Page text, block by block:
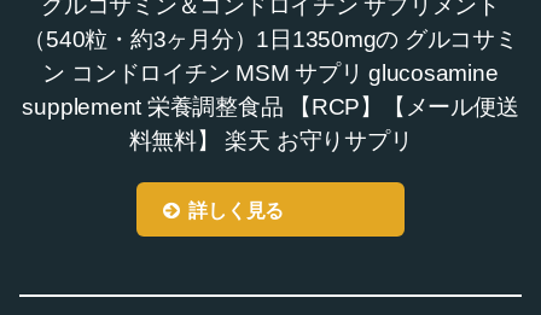
グルコサミン＆コンドロイチン サプリメント
（540粒・約3ヶ月分）1日1350mgの グルコサミ
ン コンドロイチン MSM サプリ glucosamine
supplement 栄養調整食品 【RCP】【メール便送
料無料】 楽天 お守りサプリ
詳しく見る